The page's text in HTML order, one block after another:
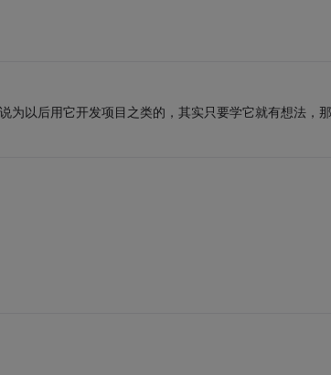
为以后用它开发项目之类的，其实只要学它就有想法，